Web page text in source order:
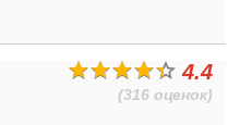
4.4
(316 оценок)